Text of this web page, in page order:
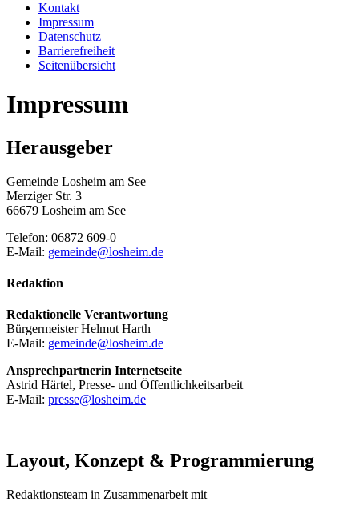
Kontakt
Impressum
Datenschutz
Barrierefreiheit
Seitenübersicht
Impressum
Herausgeber
Gemeinde Losheim am See
Merziger Str. 3
66679 Losheim am See
Telefon: 06872 609-0
E-Mail: gemeinde@losheim.de
Redaktion
Redaktionelle Verantwortung
Bürgermeister Helmut Harth
E-Mail: gemeinde@losheim.de
Ansprechpartnerin Internetseite
Astrid Härtel, Presse- und Öffentlichkeitsarbeit
E-Mail: presse@losheim.de
Layout, Konzept & Programmierung
Redaktionsteam in Zusammenarbeit mit